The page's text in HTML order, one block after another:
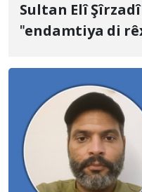
Sultan Elî
"endamtiya di
îdamkirin.